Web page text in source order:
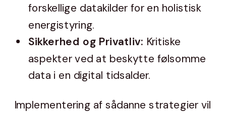
forskellige datakilder for en holistisk
energistyring.
Sikkerhed og Privatliv: Kritiske
aspekter ved at beskytte følsomme
data i en digital tidsalder.
Implementering af sådanne strategier vil